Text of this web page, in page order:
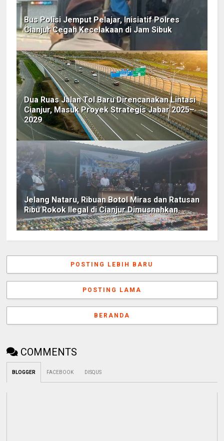
Bus Polisi Jemput Pelajar, Inisiatif Polres
Cianjur Cegah Kecelakaan di Jam Sibuk
Dua Ruas Jalan Tol Baru Direncanakan Lintasi
Cianjur, Masuk Proyek Strategis Jabar 2025–
2029
Jelang Nataru, Ribuan Botol Miras dan Ratusan
Ribu Rokok Ilegal di Cianjur Dimusnahkan
POSTING LEBIH BARU
POSTING LAMA
BERANDA
COMMENTS
BLOGGER FACEBOOK DISQUS